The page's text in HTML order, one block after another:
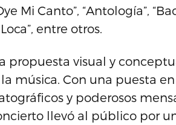
Mi Canto”, “Antología”,
entre otros.
propuesta visual y
música. Con una puesta
y poderosos
llevó al público por